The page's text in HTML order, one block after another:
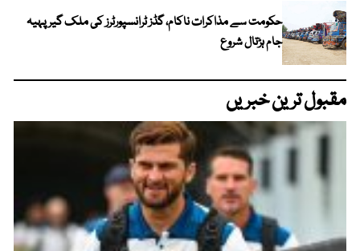
حکومت سے مذاکرات ناکام، گڈز ٹرانسپورٹرز کی ملک گیر پہیہ
جام ہڑتال شروع
مقبول ترین خبریں